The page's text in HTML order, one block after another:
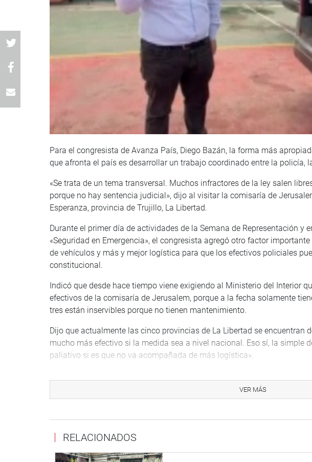
Para el congresista de Avanza País, Diego Bazán, la forma más
que afronta el país es desarrollar un trabajo coordinado entre la policía,
«Se trata de un tema transversal. Muchos infractores de la ley salen
porque no hay sentencia judicial», dijo al visitar la comisaría de
Esperanza, provincia de Trujillo, La Libertad.
Durante el primer día de actividades de la Semana de Representación y
«Seguridad en Emergencia», el congresista agregó otro factor
de vehículos y más y mejor logística para que los efectivos policiales
constitucional.
Indicó que desde hace tiempo viene exigiendo al Ministerio del Interior
efectivos de la comisaría de Jerusalem, porque a la fecha solamente
tres están inservibles porque no tienen mantenimiento.
Dijo que actualmente las cinco provincias de La Libertad se encuentran
mucho más efectivo si la medida sea a nivel nacional. Eso sí, la simple
paliativo si es que no va acompañada de más logística».
policía no puede atender todas las emergencias. Puede tener mucha
parte del Ministerio del Interior, poco se puede hacer. He visitado otras
uniformes de reglamento, a pesar que están próximos a salir a las
VER MÁS
RELACIONADOS